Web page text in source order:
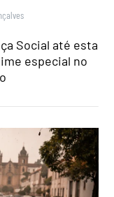
Social até esta
especial no